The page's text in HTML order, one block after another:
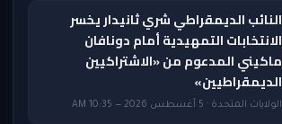
النائب الديمقراطي شري ثانيدار يخسر
الانتخابات التمهيدية أمام دونافان
ماكيني المدعوم من «الاشتراكيين
الديمقراطيين»
الولايات المتحدة · 5 أغسطس 2026 — 10:35 AM